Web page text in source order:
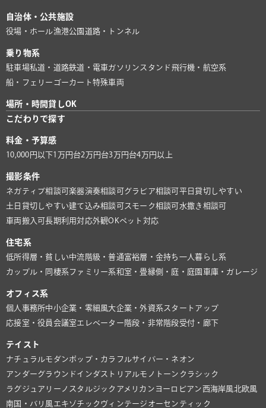
自治体・公共施設
役場・ホール漁港公園 道路・トンネル
乗り物系
駐車場私道・道路鉄道・電車ガソリンスタンド 飛行機・航空系
船・フェリー ゴーカート特殊車両
場所・時間貸しOK
こだわりで探す
料金・予算感
10,000円以下1万円台2万円台3万円台4万円以上
撮影条件
ネガティブ相談可楽器演奏相談可グラビア相談可平日貸切しやすい
土日貸切しやすい建て込み相談可スモーク相談可水撒き相談可
車両搬入可長期利用対応外観OKペット対応
住宅系
低所得層・貧しい中流階級・普通富裕層・金持ち 一人暮らし系
カップル・同棲系ファミリー系和室・畳縁側・庭・庭園 車庫・ガレージ
オフィス系
個人事務所中小企業・零細風大企業・外資系スタートアップ
応接室・役員会議室 エレベーター階段・非常階段受付・廊下
テイスト
ナチュラルモダンポップ・カラフルサイバー・ネオン
アンダーグラウンド インダストリアルモノトーン クラシック
ラグジュアリー ノスタルジック アメリカン ヨーロピアン西海岸風北欧風
南国・バリ風 エキゾチック ヴィンテージ オーセンティック